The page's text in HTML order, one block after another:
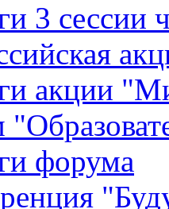
3 сессии
акции
форума